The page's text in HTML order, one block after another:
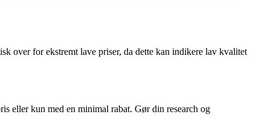
over for ekstremt lave priser, da dette kan indikere lav kvalitet
eller kun med en minimal rabat. Gør din research og